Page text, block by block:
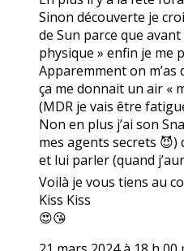
Sinon découverte je
de Sun parce que
physique » enfin je me
Apparemment on m’as
ça me donnait un air «
(MDR je vais être
Non en plus j’ai son
mes agents secrets 😈)
et lui parler (quand
Voilà je vous tiens au
Kiss Kiss
😍😘